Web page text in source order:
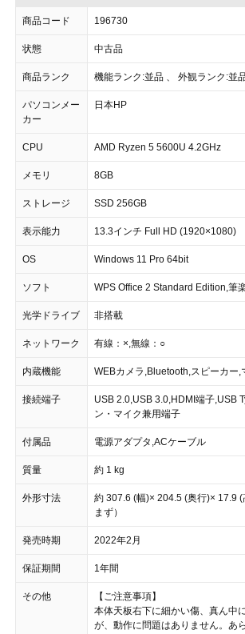
商品コード 196730
状態 中古品
商品ランク 機能ランク:並品 、 外観ランク:並
パソコンメー
カー
日本HP
CPU AMD Ryzen 5 5600U 4.2GHz
メモリ 8GB
ストレージ SSD 256GB
表示能力 13.3インチ Full HD (1920×1080)
OS Windows 11 Pro 64bit
ソフト WPS Office 2 Standard Edition,筆
光学ドライブ 非搭載
ネットワーク 有線：×,無線：○
内蔵機能 WEBカメラ,Bluetooth,スピーカー,
接続端子
USB 2.0,USB 3.0,HDMI端子,USB
ン・マイク兼用端子
付属品 電源アダプタ,ACケーブル
質量 約 1 kg
外形寸法
約 307.6 (幅)× 204.5 (奥行)× 17.9
まず）
発売時期 2022年2月
保証期間 1年間
その他
【ご注意事項】
本体天板右下に細かい傷、真ん中
が、動作に問題はありません。あ